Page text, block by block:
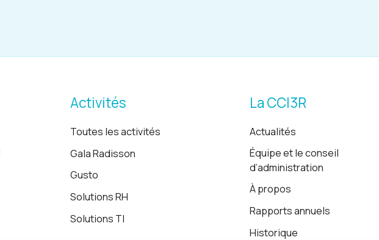
Activités
Toutes les activités
Gala Radisson
Gusto
Solutions RH
Solutions TI
La CCI3R
Actualités
Équipe et le conseil
d’administration
À propos
Rapports annuels
Historique